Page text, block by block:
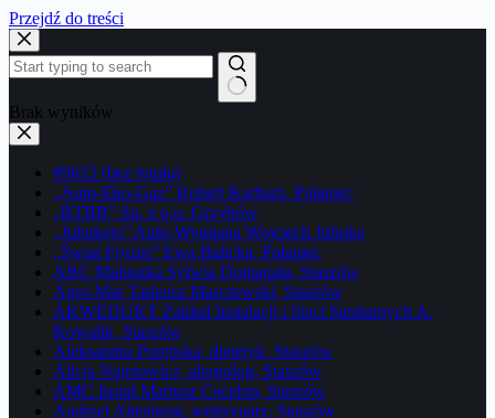
Przejdź do treści
Brak wyników
#9615 (bez tytułu)
„Auto-Eko-Gaz” Robert Karbarz, Połaniec
„BTBB” Sp. z o.o. Grzybów
„Juhnkers” Auto-Wymiana Wojciech Juhnke
„Świat Fryzur” Ewa Balicka, Połaniec
ABC Maluszka Sylwia Domagała, Staszów
Agro-Mar Tadeusz Marczewski, Staszów
AKWEDUKT Zakład Instalacji i Sieci Sanitarnych A.
Kowalik, Staszów
Aleksandra Porębska, dietetyk, Staszów
Alicja Najmowicz, alergolog, Staszów
AMC Instal Mariusz Cecelon, Staszów
Andrzej Altenberg, weterynarz, Staszów